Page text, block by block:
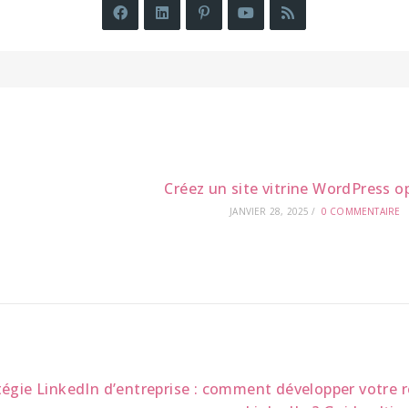
Créez un site vitrine WordPress
JANVIER 28, 2025 / 0 COMMENTAIRE
LinkedIn d’entreprise : comment développer votre